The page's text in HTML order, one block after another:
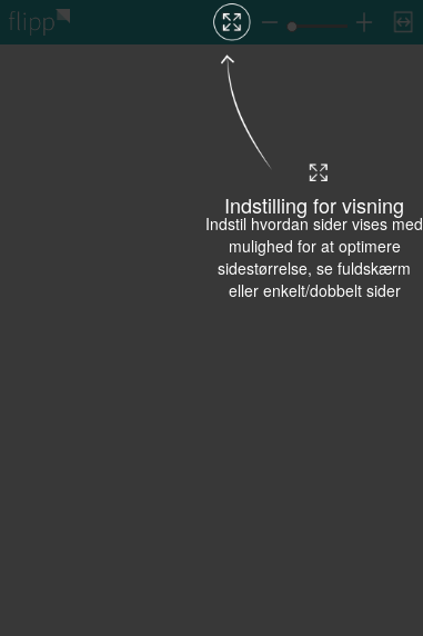
Indstilling for visning
Indstil hvordan sider vises med
mulighed for at optimere
sidestørrelse, se fuldskærm
eller enkelt/dobbelt sider